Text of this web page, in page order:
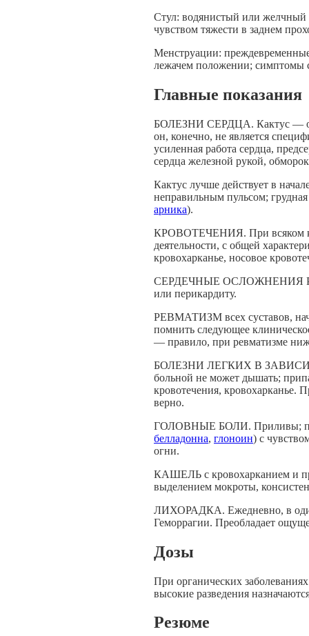
Стул: водянистый или желчный
чувством тяжести в заднем
Менструации:
лежачем положении; симптомы
Главные показания
БОЛЕЗНИ СЕРДЦА. Кактус —
он, конечно, не является
усиленная работа сердца,
сердца железной рукой,
Кактус лучше действует в
неправильным пульсом;
арника).
КРОВОТЕЧЕНИЯ. При всяком
деятельности, с общей
кровохарканье, носовое
СЕРДЕЧНЫЕ ОСЛОЖНЕНИЯ
или перикардиту.
РЕВМАТИЗМ всех суставов,
помнить следующее
— правило, при ревматизме
БОЛЕЗНИ ЛЕГКИХ В
больной не может дышать;
кровотечения, кровохарканье.
верно.
ГОЛОВНЫЕ БОЛИ. Приливы;
белладонна, глоноин) с
огни.
КАШЕЛЬ с кровохарканием и
выделением мокроты,
ЛИХОРАДКА. Ежедневно, в один
Геморрагии. Преобладает
Дозы
При органических
высокие разведения
Резюме